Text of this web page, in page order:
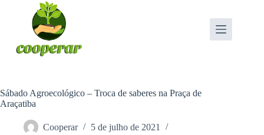
Sábado Agroecológico – Troca de saberes na Praça de
Araçatiba
Cooperar
5 de julho de 2021